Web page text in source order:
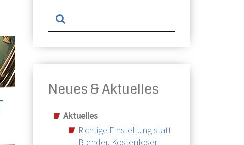
Neues & Aktuelles
Aktuelles
Richtige Einstellung statt
Blender. Kostenloser